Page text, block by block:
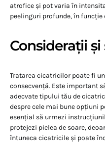
atrofice și pot varia în
peelinguri profunde, în
Considerații
Tratarea cicatricilor poate fi
consecvență. Este important
adecvate tipului tău de
despre cele mai bune opțiuni
esențial să urmezi
protejezi pielea de soare,
întuneca cicatricile și poate